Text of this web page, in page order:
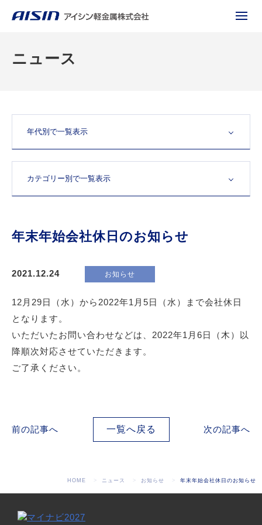
ニュース
年末年始会社休日のお知らせ
2021.12.24 お知らせ
12月29日（水）から2022年1月5日（水）まで会社休日
となります。
いただいたお問い合わせなどは、2022年1月6日（木）以
降順次対応させていただきます。
ご了承ください。
前の記事へ 一覧へ戻る 次の記事へ
HOME ニュース お知らせ 年末年始会社休日のお知らせ